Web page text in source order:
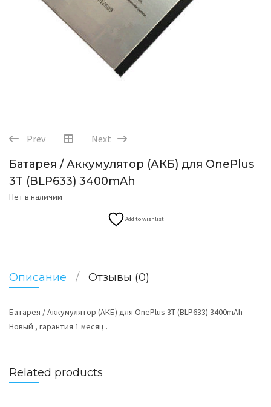
Prev Next
Батарея / Аккумулятор (АКБ) для OnePlus
3T (BLP633) 3400mAh
Нет в наличии
Add to wishlist
Описание Отзывы (0)
Батарея / Аккумулятор (АКБ) для OnePlus 3T (BLP633) 3400mAh
Новый , гарантия 1 месяц .
Related products